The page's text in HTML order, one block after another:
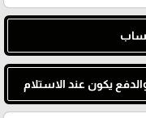
يكون عند الاستلام